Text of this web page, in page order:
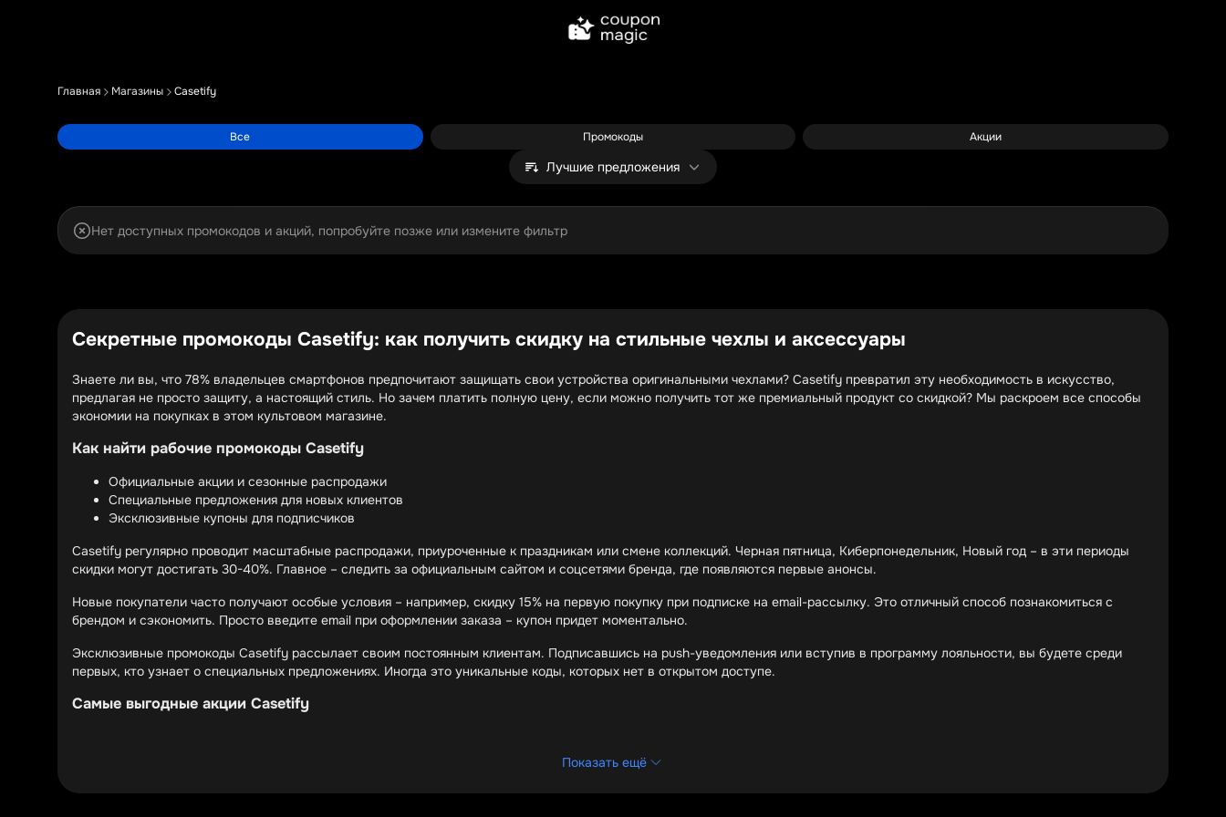
Главная Магазины Casetify
Все Промокоды Акции
Лучшие предложения
Нет доступных промокодов и акций, попробуйте позже или измените фильтр
Секретные промокоды Casetify: как получить скидку на стильные чехлы и аксессуары
Знаете ли вы, что 78% владельцев смартфонов предпочитают защищать свои устройства оригинальными чехлами? Casetify превратил эту необходимость в искусство,
предлагая не просто защиту, а настоящий стиль. Но зачем платить полную цену, если можно получить тот же премиальный продукт со скидкой? Мы раскроем все способы
экономии на покупках в этом культовом магазине.
Как найти рабочие промокоды Casetify
Официальные акции и сезонные распродажи
Специальные предложения для новых клиентов
Эксклюзивные купоны для подписчиков
Casetify регулярно проводит масштабные распродажи, приуроченные к праздникам или смене коллекций. Черная пятница, Киберпонедельник, Новый год – в эти периоды
скидки могут достигать 30-40%. Главное – следить за официальным сайтом и соцсетями бренда, где появляются первые анонсы.
Новые покупатели часто получают особые условия – например, скидку 15% на первую покупку при подписке на email-рассылку. Это отличный способ познакомиться с
брендом и сэкономить. Просто введите email при оформлении заказа – купон придет моментально.
Эксклюзивные промокоды Casetify рассылает своим постоянным клиентам. Подписавшись на push-уведомления или вступив в программу лояльности, вы будете среди
первых, кто узнает о специальных предложениях. Иногда это уникальные коды, которых нет в открытом доступе.
Самые выгодные акции Casetify
Показать ещё